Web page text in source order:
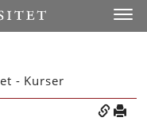
- Kurser